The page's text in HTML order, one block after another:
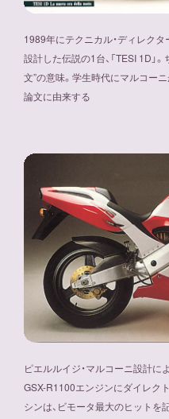
1989年にテクニカル・ディレク
設計した伝説の1台、「TESI 1D」
文”の意味。学生時代にマルコー
論文に由来する
ピエルルイジ・マルコーニ設計に
GSX-R1100エンジンにダイレク
シンは、ビモータ最大のヒットを